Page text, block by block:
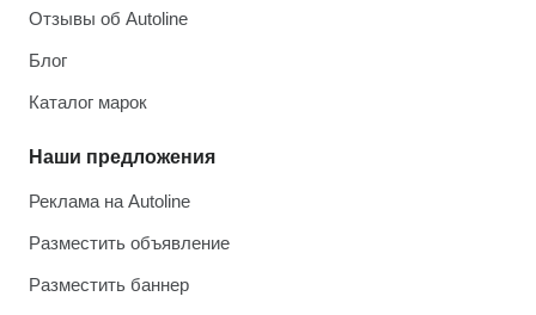
Отзывы об Autoline
Блог
Каталог марок
Наши предложения
Реклама на Autoline
Разместить объявление
Разместить баннер